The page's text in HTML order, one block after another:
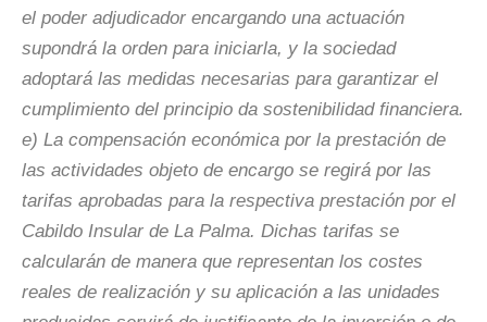
el poder adjudicador encargando una actuación
supondrá la orden para iniciarla, y la sociedad
adoptará las medidas necesarias para garantizar el
cumplimiento del principio da sostenibilidad financiera.
e) La compensación económica por la prestación de
las actividades objeto de encargo se regirá por las
tarifas aprobadas para la respectiva prestación por el
Cabildo Insular de La Palma. Dichas tarifas se
calcularán de manera que representan los costes
reales de realización y su aplicación a las unidades